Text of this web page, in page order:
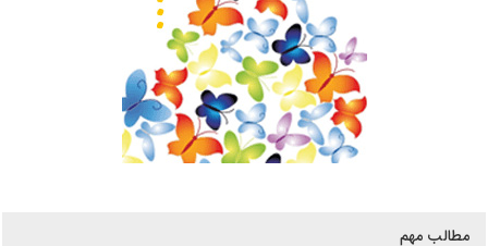
مطالب مهم